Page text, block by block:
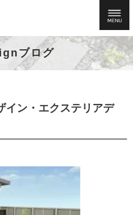
ブログ
イン・エクステリアデ